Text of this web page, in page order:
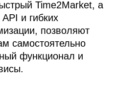
Time2Market, а
и гибких
позволяют
самостоятельно
функционал и